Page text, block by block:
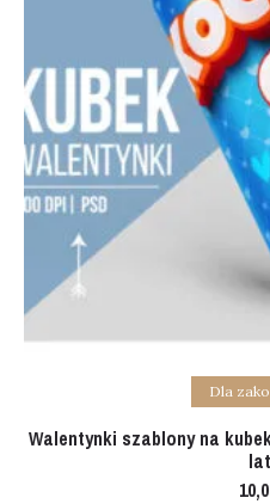
Add to
Dla
Walentynki szablony na